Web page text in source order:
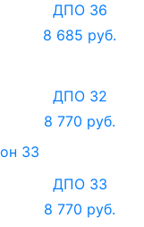
ДПО 36
8 685 руб.
ДПО 32
8 770 руб.
ДПО 33
8 770 руб.